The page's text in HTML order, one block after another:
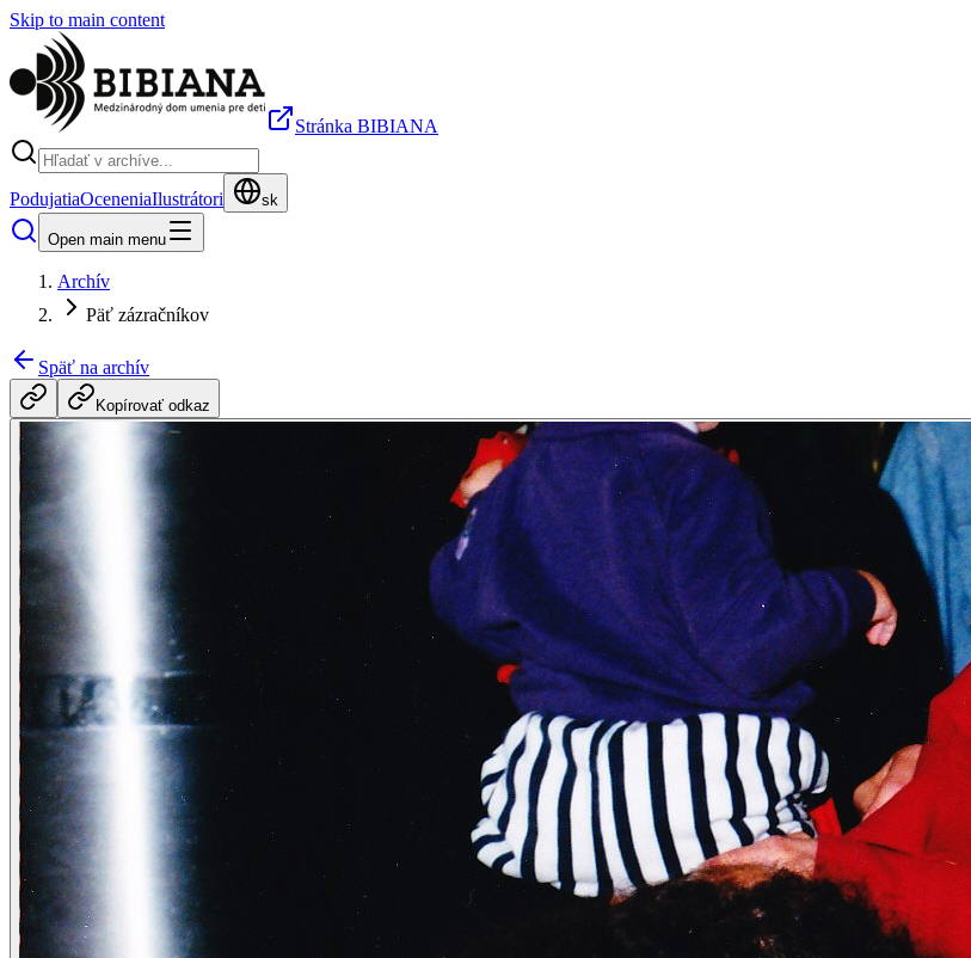
Skip to main content
Stránka BIBIANA
PodujatiaOceneniaIlustrátori sk
Open main menu
Archív
Päť zázračníkov
Späť na archív
Kopírovať odkaz